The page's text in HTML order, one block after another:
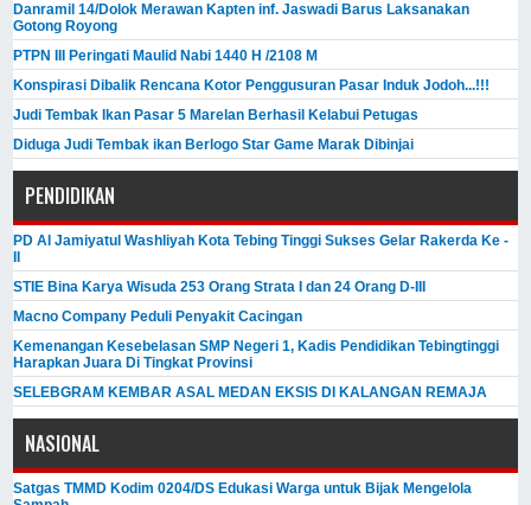
Danramil 14/Dolok Merawan Kapten inf. Jaswadi Barus Laksanakan
Gotong Royong
PTPN III Peringati Maulid Nabi 1440 H /2108 M
Konspirasi Dibalik Rencana Kotor Penggusuran Pasar Induk Jodoh...!!!
Judi Tembak Ikan Pasar 5 Marelan Berhasil Kelabui Petugas
Diduga Judi Tembak ikan Berlogo Star Game Marak Dibinjai
PENDIDIKAN
PD Al Jamiyatul Washliyah Kota Tebing Tinggi Sukses Gelar Rakerda Ke -
STIE Bina Karya Wisuda 253 Orang Strata I dan 24 Orang D-III
Macno Company Peduli Penyakit Cacingan
Kemenangan Kesebelasan SMP Negeri 1, Kadis Pendidikan Tebingtinggi
Harapkan Juara Di Tingkat Provinsi
SELEBGRAM KEMBAR ASAL MEDAN EKSIS DI KALANGAN REMAJA
NASIONAL
Satgas TMMD Kodim 0204/DS Edukasi Warga untuk Bijak Mengelola